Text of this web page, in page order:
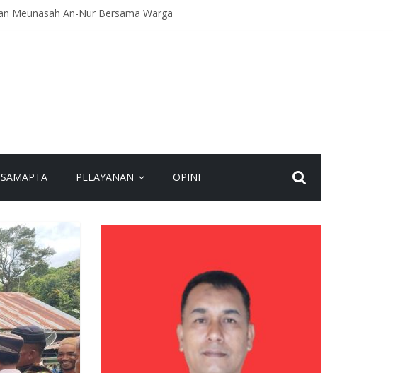
Meunasah An-Nur Bersama Warga
Jaga Keamanan Bersama
Kewaspadaan dan Jaga Kamtibmas
SAMAPTA PELAYANAN OPINI